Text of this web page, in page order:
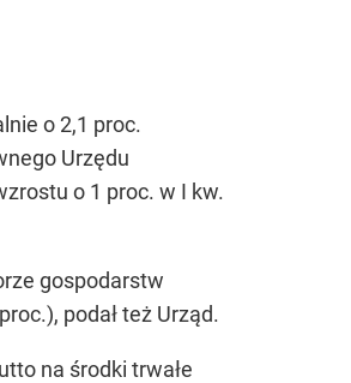
o 2,1 proc.
Urzędu
o 1 proc. w I kw.
gospodarstw
podał też Urząd.
na środki trwałe